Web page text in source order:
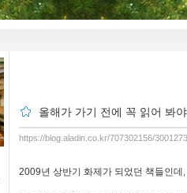
올해가 가기 전에 꼭 읽어 봐
https://blog.aladin.co.kr/707302156/3001273
2009년 상반기 화제가 되었던 책들인